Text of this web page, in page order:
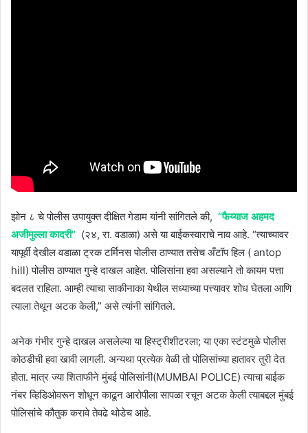
झोन ८ चे पोलीस उपायुक्त दीक्षित गेडाम यांनी सांगितले की, “फैय्याज अहमद
अजीमुल्ला कादरी” (२४, रा. वडाळा) असे या बाईकस्वाराचे नाव आहे. “त्याच्यावर
यापूर्वी देखील वडाळा ट्रक टर्मिनस पोलीस ठाण्यात तसेच अँटॉप हिल ( antop
hill) पोलीस ठाण्यात गुन्हे दाखल आहेत. पोलिसांना हवा असल्याने तो कायम पत्ता
बदलत राहिला. आम्ही त्याचा साकीनाका येथील सध्याच्या पत्त्यावर शोध घेतला आणि
त्याला तेथून अटक केली,” असे त्यांनी सांगितले.
अनेक गंभीर गुन्हे दाखल असलेल्या या हिस्ट्रीशीटरला; या एका स्टंटमुळे पोलीस
कोठडीची हवा खावी लागली. अन्यथा प्रत्येक वेळी तो पोलिसांच्या हातावर तुरी देत
होता. मात्र ज्या शिताफीने मुंबई पोलिसांनी(MUMBAI POLICE) त्याचा बाईक
नंबर व्हिडिओवरून शोधून काढून आरोपीला सापळा रचून अटक केली त्याबद्दल मुंबई
पोलिसांचे कौतुक करावे तेवढे थोडेच आहे.